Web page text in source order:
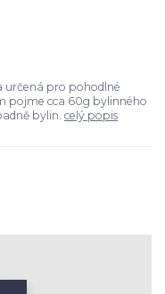
určená pro pohodlné
pojme cca 60g bylinného
bylin. celý popis